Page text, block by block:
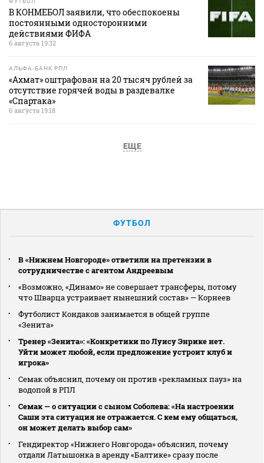
В КОНМЕБОЛ заявили, что обеспокоены
постоянными односторонними
действиями ФИФА
6 августа 19:32
АЛЬФА-БАНК РПЛ
«Ахмат» оштрафован на 20 тысяч рублей за
отсутствие горячей воды в раздевалке
«Спартака»
6 августа 19:18
ЕЩЕ
ФУТБОЛ
В «Нижнем Новгороде» ответили на претензии в
сотрудничестве с агентом Андреевым
«Возможно, «Динамо» не совершает трансферы, потому
что Шварца устраивает нынешний состав» — Корнеев
Футболист Кондаков занимается в общей группе
«Зенита»
Тренер «Зенита»: «Конкретики по Луису Энрике нет.
Уйти может любой, если предложение устроит клуб и
игрока»
Семак объяснил, почему он против «рекламных пауз» на
водопой в РПЛ
Семак — о ситуации с сыном Соболева: «На настроении
Саши эта ситуация не отражается. С кем ему общаться,
он может делать выбор сам»
Гендиректор «Нижнего Новгорода» объяснил, почему
отдали Латышонка в аренду «Балтике» сразу после